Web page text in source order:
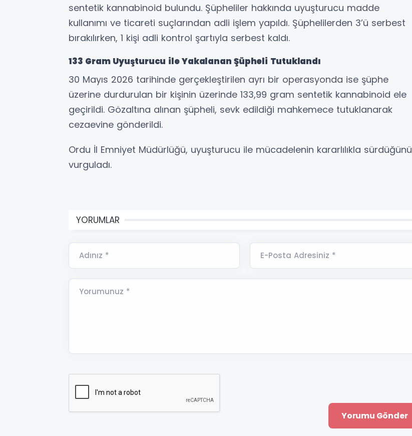
sentetik kannabinoid bulundu. Şüpheliler hakkında uyuşturucu madde
kullanımı ve ticareti suçlarından adli işlem yapıldı. Şüphelilerden 3’ü serbest
bırakılırken, 1 kişi adli kontrol şartıyla serbest kaldı.
133 Gram Uyuşturucu ile Yakalanan Şüpheli Tutuklandı
30 Mayıs 2026 tarihinde gerçekleştirilen ayrı bir operasyonda ise şüphe
üzerine durdurulan bir kişinin üzerinde 133,99 gram sentetik kannabinoid ele
geçirildi. Gözaltına alınan şüpheli, sevk edildiği mahkemece tutuklanarak
cezaevine gönderildi.
Ordu İl Emniyet Müdürlüğü, uyuşturucu ile mücadelenin kararlılıkla sürdüğünü
vurguladı.
YORUMLAR
Adınız * E-Posta Adresiniz *
Yorumunuz *